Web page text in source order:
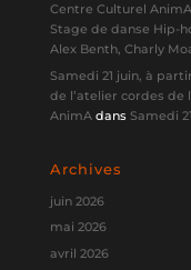
Centre Culturel AnimA
Stage de danse Hip-
Alex Benth, Charly
Samedi 21 juin, à
de l’atelier cordes de
AnimAdans Samedi
Archives
juin 2026
mai 2026
avril 2026